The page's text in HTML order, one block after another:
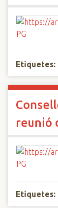
Etiquetes:
reunió
Etiquetes: